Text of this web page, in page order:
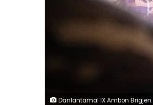
Danlantamal IX Ambon Brigjen